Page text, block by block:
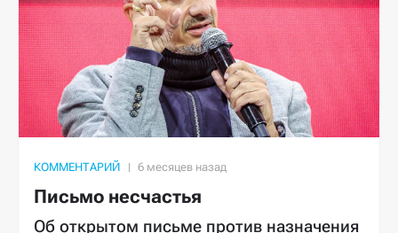
КОММЕНТАРИЙ
Письмо несчастья
Об открытом письме против назначения